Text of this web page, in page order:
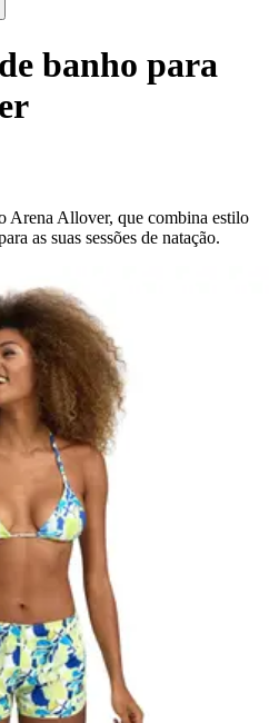
banho para
Arena Allover, que combina estilo
as suas sessões de natação.